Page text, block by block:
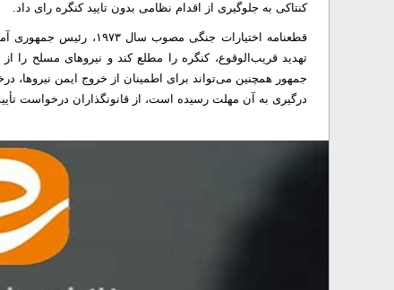
کنتاکی به جلوگیری از اقدام نظامی بدون تایید کنگره رای داد.
درگیری به آن مهلت رسیده است، از قانونگذاران درخواست